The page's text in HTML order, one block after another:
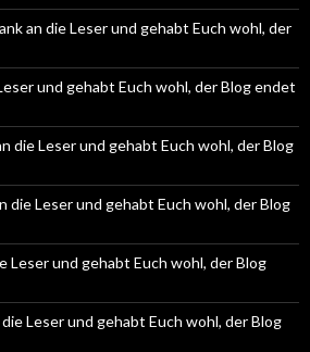
an die Leser und gehabt Euch wohl, der
und gehabt Euch wohl, der Blog endet
die Leser und gehabt Euch wohl, der Blog
die Leser und gehabt Euch wohl, der Blog
Leser und gehabt Euch wohl, der Blog
die Leser und gehabt Euch wohl, der Blog